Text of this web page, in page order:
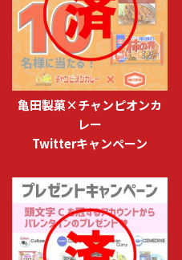
亀田製菓×チャンピオンカ
レー
Twitterキャンペーン